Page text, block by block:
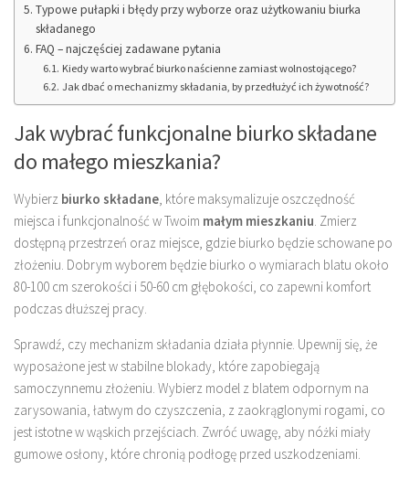
Typowe pułapki i błędy przy wyborze oraz użytkowaniu biurka
składanego
FAQ – najczęściej zadawane pytania
Kiedy warto wybrać biurko naścienne zamiast wolnostojącego?
Jak dbać o mechanizmy składania, by przedłużyć ich żywotność?
Jak wybrać funkcjonalne biurko składane
do małego mieszkania?
Wybierz biurko składane , które maksymalizuje oszczędność
miejsca i funkcjonalność w Twoim małym mieszkaniu . Zmierz
dostępną przestrzeń oraz miejsce, gdzie biurko będzie schowane po
złożeniu. Dobrym wyborem będzie biurko o wymiarach blatu około
80-100 cm szerokości i 50-60 cm głębokości, co zapewni komfort
podczas dłuższej pracy.
Sprawdź, czy mechanizm składania działa płynnie. Upewnij się, że
wyposażone jest w stabilne blokady, które zapobiegają
samoczynnemu złożeniu. Wybierz model z blatem odpornym na
zarysowania, łatwym do czyszczenia, z zaokrąglonymi rogami, co
jest istotne w wąskich przejściach. Zwróć uwagę, aby nóżki miały
gumowe osłony, które chronią podłogę przed uszkodzeniami.